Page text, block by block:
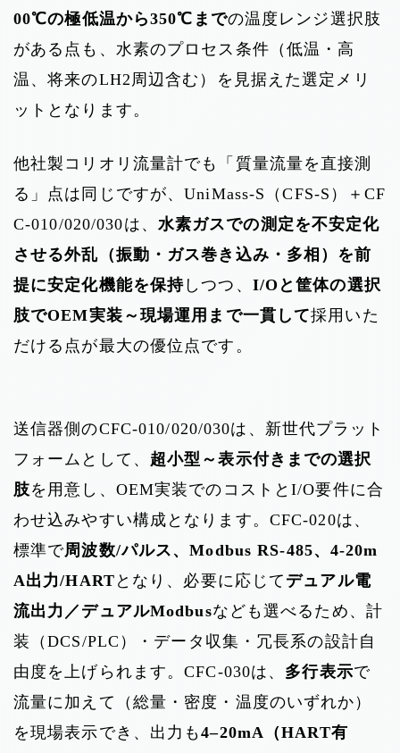
00℃の極低温から350℃までの温度レンジ選択肢
がある点も、水素のプロセス条件（低温・高
温、将来のLH2周辺含む）を見据えた選定メリ
ットとなります。
他社製コリオリ流量計でも「質量流量を直接測
る」点は同じですが、UniMass-S（CFS-S）＋CF
C-010/020/030は、 水素ガスでの測定を不安定化
させる外乱（振動・ガス巻き込み・多相）を前
提に安定化機能を保持 しつつ、 I/Oと筐体の選択
肢でOEM実装～現場運用まで一貫して採用いた
だける点が最大の優位点です。
送信器側のCFC-010/020/030は、新世代プラット
フォームとして、 超小型～表示付きまでの選択
肢を用意し、OEM実装でのコストとI/O要件に合
わせ込みやすい構成となります。CFC-020は、
標準で周波数/パルス、Modbus RS-485、4-20m
A出力/HART となり、必要に応じて デュアル電
流出力／デュアルModbusなども選べるため、計
装（DCS/PLC）・データ収集・冗長系の設計自
由度を上げられます。CFC-030は、 多行表示で
流量に加えて（総量・密度・温度のいずれか）
を現場表示でき、出力も4–20mA（HART有